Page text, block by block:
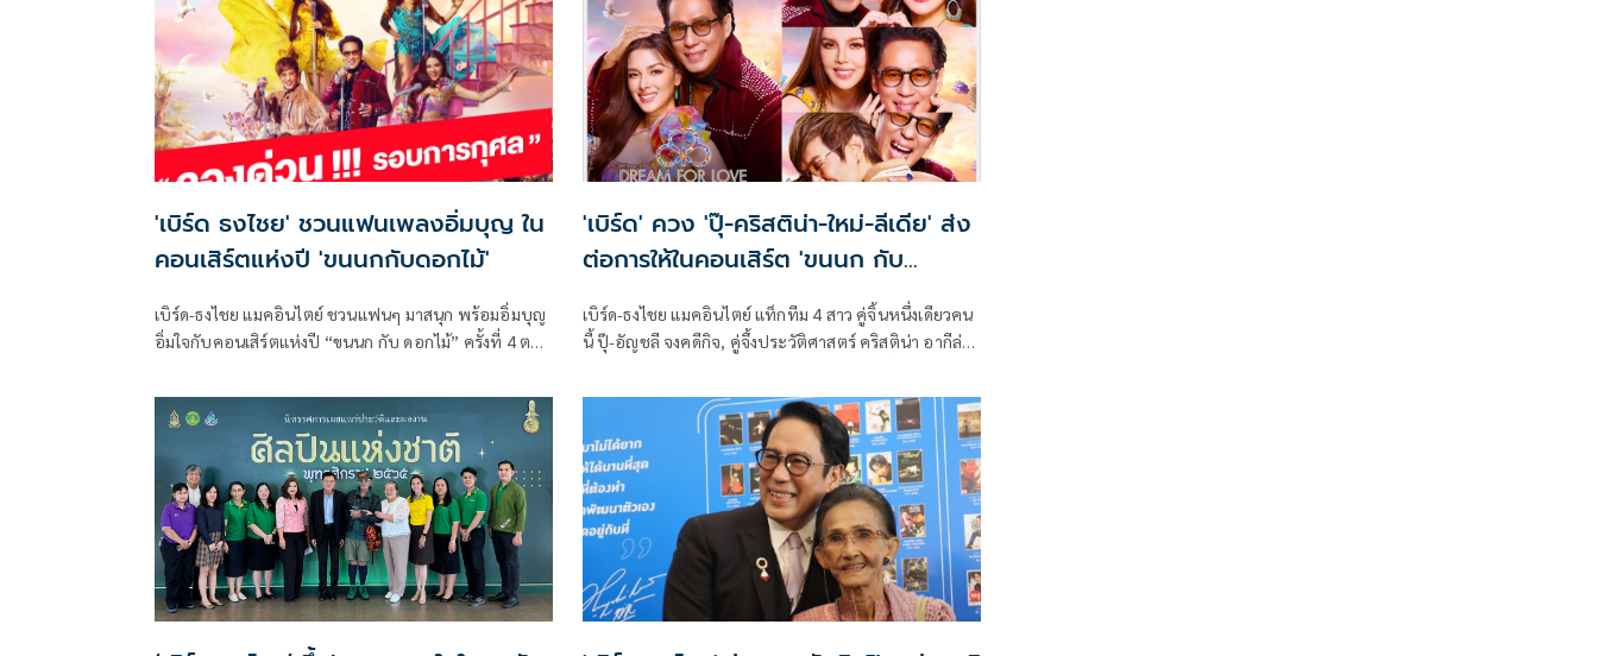
เท็จ ไม่เช่นนั้นจะทำตามกฎหมายอย่างถึงที่สุดทั้งทางแพ่ง
และทางอาญาจนคดีถึงที่สุดต่อไป
พัทธนันท์ อรุณวิจิตรสกุล (พั้น เพลงเอก) ร่วมถ่ายทอด
เสียงเพลงที่ทรงพลังและเปี่ยมด้วยความหมายร่วมกับวง
ซิมโฟนีออร์เคสตรา กองทัพอากาศ
'เบิร์ด ธงไชย' ชวนแฟนเพลงอิ่มบุญ ใน
คอนเสิร์ตแห่งปี 'ขนนกกับดอกไม้'
เบิร์ด-ธงไชย แมคอินไตย์ ชวนแฟนๆ มาสนุก พร้อมอิ่มบุญ
อิ่มใจกับคอนเสิร์ตแห่งปี “ขนนก กับ ดอกไม้” ครั้งที่ 4 ตอน
'เบิร์ด' ควง 'ปุ๊-คริสติน่า-ใหม่-ลีเดีย' ส่ง
ต่อการให้ในคอนเสิร์ต 'ขนนก กับ
เบิร์ด-ธงไชย แมคอินไตย์ แท็กทีม 4 สาว คู่จิ้นหนึ่งเดียวคน
นี้ ปุ๊-อัญชลี จงคดีกิจ, คู่จึ้งประวัติศาสตร์ คริสติน่า อากีล่า
พริกขี้หนู ลีเดีย ศรัณย์รัชต์ ชวนแฟนๆ ร่วมส่งต่อความรัก
ในคอนเสิร์ตดูเอตเพลงรัก “ขนนก กับ ดอกไม้” ครั้งที่ 4
ตอน DREAM FOR LOVE รอบการกุศล